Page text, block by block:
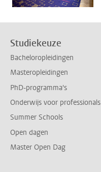
Studiekeuze
Bacheloropleidingen
Masteropleidingen
PhD-programma's
Onderwijs voor professionals
Summer Schools
Open dagen
Master Open Dag